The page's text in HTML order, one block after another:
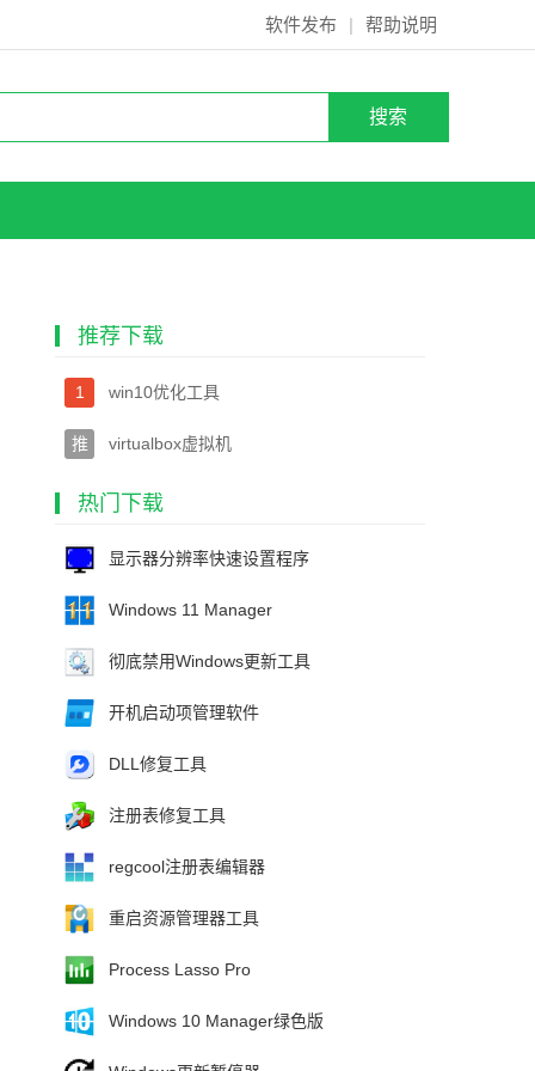
软件发布 | 帮助说明
推荐下载
1 win10优化工具
推 virtualbox虚拟机
热门下载
显示器分辨率快速设置程序
Windows 11 Manager
彻底禁用Windows更新工具
开机启动项管理软件
DLL修复工具
注册表修复工具
regcool注册表编辑器
重启资源管理器工具
Process Lasso Pro
Windows 10 Manager绿色版